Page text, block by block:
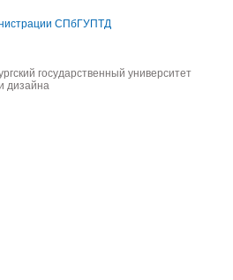
СПбГУПТД
государственный университет
дизайна